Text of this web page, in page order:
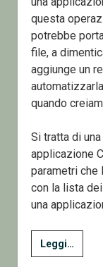
questa
potrebbe
file, a
aggiunge un
quando
Si tratta di
applicazione
parametri che
con la lista
una
Leggi…
–